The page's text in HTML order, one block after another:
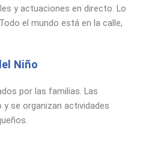
y actuaciones en directo. Lo
el mundo está en la calle,
Niño
por las familias. Las
se organizan actividades